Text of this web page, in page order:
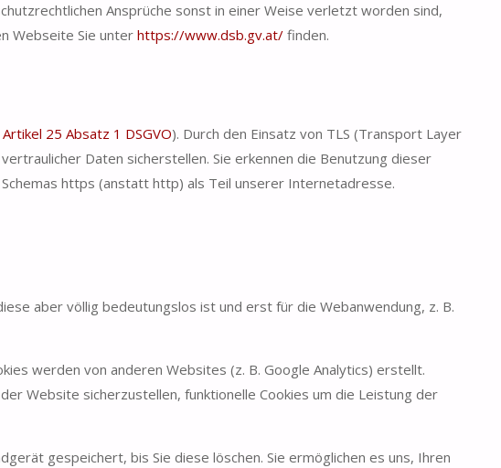
Ansprüche sonst in einer Weise verletzt worden sind,
Webseite Sie unter https://www.dsb.gv.at/ finden.
Artikel 25 Absatz 1 DSGVO). Durch den Einsatz von TLS (Transport Layer
Daten sicherstellen. Sie erkennen die Benutzung dieser
https (anstatt http) als Teil unserer Internetadresse.
aber völlig bedeutungslos ist und erst für die Webanwendung, z. B.
werden von anderen Websites (z. B. Google Analytics) erstellt.
Website sicherzustellen, funktionelle Cookies um die Leistung der
gespeichert, bis Sie diese löschen. Sie ermöglichen es uns, Ihren